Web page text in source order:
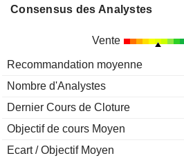
Consensus des Analystes
Vente
Recommandation moyenne
Nombre d'Analystes
Dernier Cours de Cloture
Objectif de cours Moyen
Ecart / Objectif Moyen